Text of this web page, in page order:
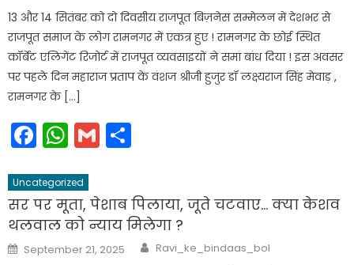
13 और 14 सितंबर को दो दिवसीय राजपूत बिज़नेस सम्मेलन में देशभर से
राजपूत समाज के लोग रामनगर में एकत्र हुए ! रामनगर के छोई स्थित
कॉर्बेट एलिगेंट रिजोर्ट में राजपूत व्यवसाइयों ने समां बांध दिया ! इस अवसर
पर पहले दिन महाराज प्रताप के वंशज श्रीजी हुजुर डॉ लक्ष्यराज सिंह मेवाड़ ,
रामनगर के […]
Facebook
WhatsApp
Gmail
Uncategorized
सर पर मूता, पेशाब पिलाया, जूते चटवाए… क्या केशव
थलवाल को न्याय मिलेगा ?
Posted
on
September 21, 2025 Author
Ravi_ke_bindaas_bol